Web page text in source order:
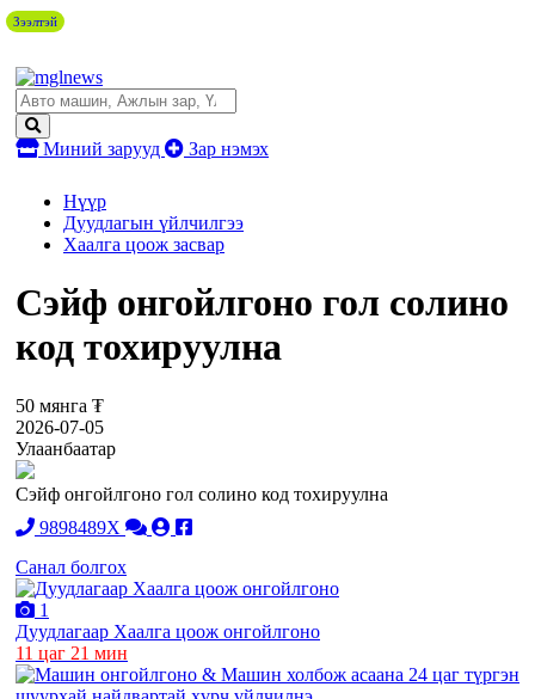
Миний зарууд Зар нэмэх
Нүүр
Дуудлагын үйлчилгээ
Хаалга цоож засвар
Сэйф онгойлгоно гол солино
код тохируулна
50 мянга ₮
2026-07-05
Улаанбаатар
Сэйф онгойлгоно гол солино код тохируулна
9898489X
Санал болгох
1
Дуудлагаар Хаалга цоож онгойлгоно
11 цаг 21 мин
Зээлтэй